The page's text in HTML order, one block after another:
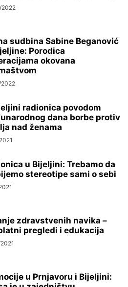
sudbina Sabine Beganović
Porodica
okovana
radionica povodom
dana borbe protiv
nad ženama
u Bijeljini: Trebamo da
stereotipe sami o sebi
zdravstvenih navika –
pregledi i edukacija
u Prnjavoru i Bijeljini: